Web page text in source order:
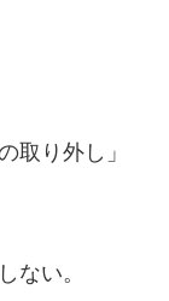
取り外し」
ない。